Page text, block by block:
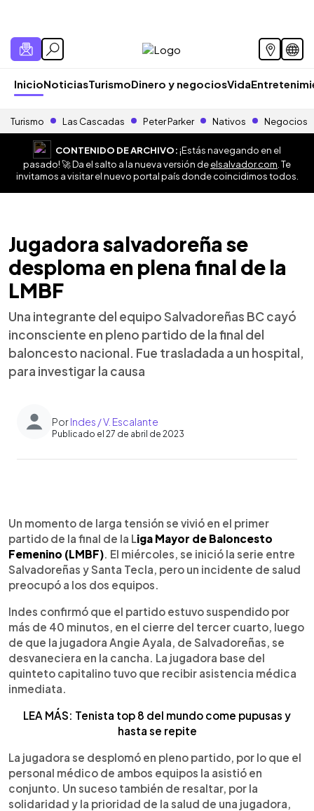
InicioNoticiasTurismoDinero y negociosVida
Turismo Las Cascadas Peter Parker Nativos Negocios
CONTENIDO DE ARCHIVO:¡Estás navegando en el
pasado! 🚀 Da el salto a la nueva versión deelsalvador.com . Te
invitamos a visitar el nuevo portal país donde coincidimos todos.
Jugadora salvadoreña se
desploma en plena final de la
LMBF
Una integrante del equipo Salvadoreñas BC cayó
inconsciente en pleno partido de la final del
baloncesto nacional. Fue trasladada a un hospital,
para investigar la causa
PorIndes / V. Escalante
Publicado el 27 de abril de 2023
Escuchar artículo
Un momento de larga tensión se vivió en el primer
partido de la final de la Liga Mayor de Baloncesto
Femenino (LMBF). El miércoles, se inició la serie entre
Salvadoreñas y Santa Tecla, pero un incidente de salud
preocupó a los dos equipos.
Indes confirmó que el partido estuvo suspendido por
más de 40 minutos, en el cierre del tercer cuarto, luego
de que la jugadora Angie Ayala, de Salvadoreñas, se
desvaneciera en la cancha. La jugadora base del
quinteto capitalino tuvo que recibir asistencia médica
inmediata.
LEA MÁS: Tenista top 8 del mundo come pupusas y
hasta se repite
La jugadora se desplomó en pleno partido, por lo que el
personal médico de ambos equipos la asistió en
conjunto. Un suceso también de resaltar, por la
solidaridad y la prioridad de la salud de una jugadora,